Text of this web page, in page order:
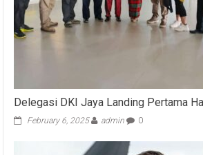
Delegasi DKI Jaya Landing Pertama
February 6, 2025 admin 0